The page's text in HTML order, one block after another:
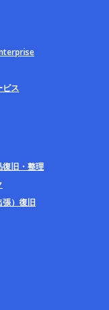
ビス
復旧・整理
張）復旧